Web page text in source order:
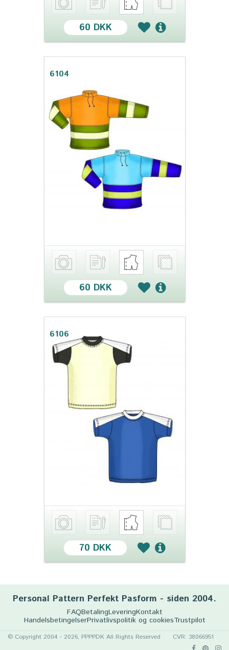
60 DKK
6104
60 DKK
6106
70 DKK
Personal Pattern Perfekt Pasform - siden 2004.
FAQBetalingLeveringKontakt
HandelsbetingelserPrivatlivspolitik og cookiesTrustpilot
© Copyright 2004 - 2026, PPPP.DK All Rights Reserved CVR: 38066951